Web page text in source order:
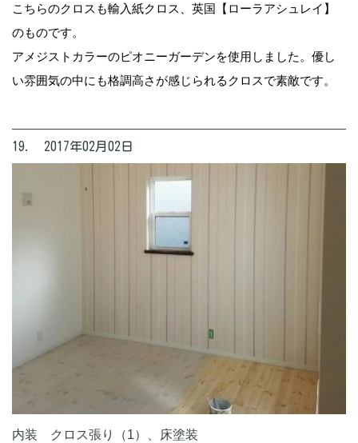
こちらのクロスも輸入紙クロス、英国【ローラアシュレイ】
のものです。
アメジストカラーのピオニーガーデンを使用しました。優し
い雰囲気の中にも格調高さが感じられるクロスで素敵です。
19. 2017年02月02日
内装 クロス張り（1）、床塗装